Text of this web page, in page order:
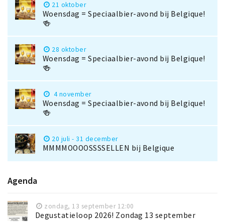
21 oktober
Woensdag = Speciaalbier-avond bij Belgique!
🍻
28 oktober
Woensdag = Speciaalbier-avond bij Belgique!
🍻
4 november
Woensdag = Speciaalbier-avond bij Belgique!
🍻
20 juli - 31 december
MMMMOOOOSSSSELLEN bij Belgique
Agenda
zondag, 13 september 12:00
Degustatieloop 2026! Zondag 13 september